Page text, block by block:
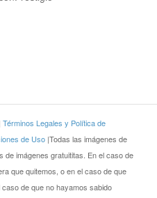
Términos Legales y Política de
de Uso |Todas las imágenes de
imágenes gratuititas. En el caso de
que quitemos, o en el caso de que
de que no hayamos sabido